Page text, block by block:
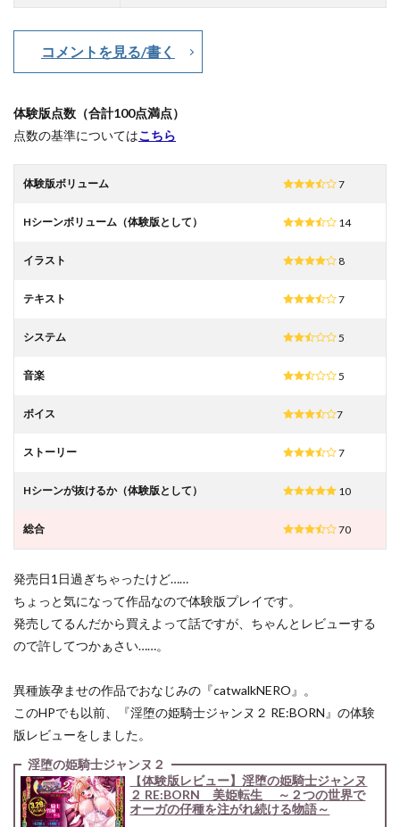
コメントを見る/書く
体験版点数（合計100点満点）
点数の基準についてはこちら
体験版ボリューム 7
Hシーンボリューム（体験版として） 14
イラスト 8
テキスト 7
システム 5
音楽 5
ボイス 7
ストーリー 7
Hシーンが抜けるか（体験版として） 10
総合 70
発売日1日過ぎちゃったけど……
ちょっと気になって作品なので体験版プレイです。
発売してるんだから買えよって話ですが、ちゃんとレビューする
ので許してつかぁさい……。
異種族孕ませの作品でおなじみの『catwalkNERO』。
このHPでも以前、『淫堕の姫騎士ジャンヌ２ RE:BORN』の体験
版レビューをしました。
淫堕の姫騎士ジャンヌ２
【体験版レビュー】淫堕の姫騎士ジャンヌ
２ RE:BORN 美姫転生 ～２つの世界で
オーガの仔種を注がれ続ける物語～